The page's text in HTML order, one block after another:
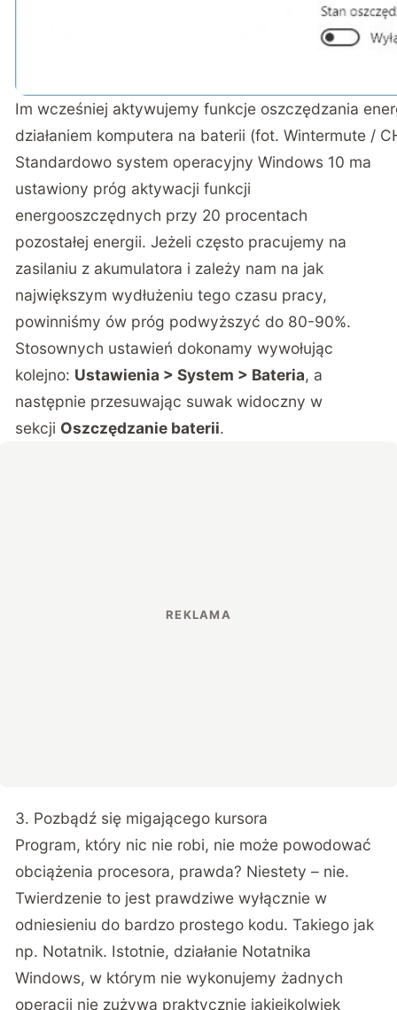
Im wcześniej aktywujemy funkcje oszczędzania
działaniem komputera na baterii (fot. Wintermute /
Standardowo system operacyjny Windows 10 ma
ustawiony próg aktywacji funkcji
energooszczędnych przy 20 procentach
pozostałej energii. Jeżeli często pracujemy na
zasilaniu z akumulatora i zależy nam na jak
największym wydłużeniu tego czasu pracy,
powinniśmy ów próg podwyższyć do 80-90%.
Stosownych ustawień dokonamy wywołując
kolejno: Ustawienia > System > Bateria, a
następnie przesuwając suwak widoczny w
sekcji Oszczędzanie baterii.
3. Pozbądź się migającego kursora
Program, który nic nie robi, nie może powodować
obciążenia procesora, prawda? Niestety – nie.
Twierdzenie to jest prawdziwe wyłącznie w
odniesieniu do bardzo prostego kodu. Takiego jak
np. Notatnik. Istotnie, działanie Notatnika
Windows, w którym nie wykonujemy żadnych
operacji nie zużywa praktycznie jakiejkolwiek